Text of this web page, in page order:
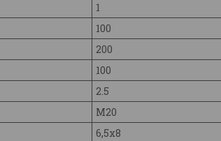
1
100
200
100
2.5
М20
6,5х8